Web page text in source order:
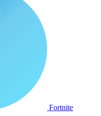
Fortnite